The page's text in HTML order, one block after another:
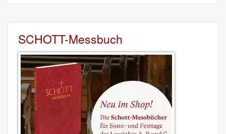
SCHOTT-Messbuch